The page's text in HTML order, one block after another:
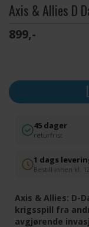
Axis & Allies D
899,-
45 dager
returfrist
1 dags
Bestill innen kl. 12
Axis & Allies: D-
krigsspill fra
avgjørende